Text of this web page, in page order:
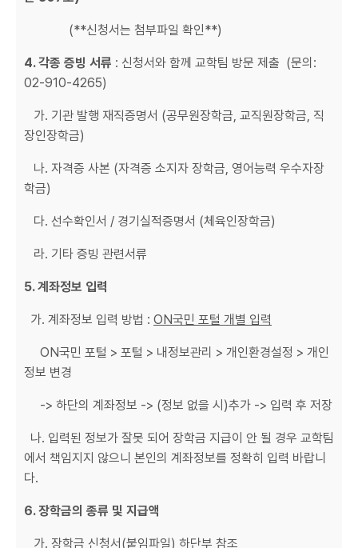
(**신청서는 첨부파일 확인**)
4.각종 증빙 서류 : 신청서와 함께 교학팀 방문 제출 (문의:
02-910-4265)
가. 기관 발행 재직증명서 (공무원장학금, 교직원장학금, 직
장인장학금)
나. 자격증 사본 (자격증 소지자 장학금, 영어능력 우수자장
학금)
다. 선수확인서 / 경기실적증명서 (체육인장학금)
라. 기타 증빙 관련서류
5.계좌정보 입력
가. 계좌정보 입력 방법 : ON국민 포털 개별 입력
ON국민 포털 > 포털 > 내정보관리 > 개인환경설정 > 개인
정보 변경
-> 하단의 계좌정보 -> (정보 없을 시)추가 -> 입력 후 저장
나. 입력된 정보가 잘못 되어 장학금 지급이 안 될 경우 교학팀
에서 책임지지 않으니 본인의 계좌정보를 정확히 입력 바랍니
다.
6.장학금의 종류 및 지급액
가. 장학금 신청서(붙임파일) 하단부 참조